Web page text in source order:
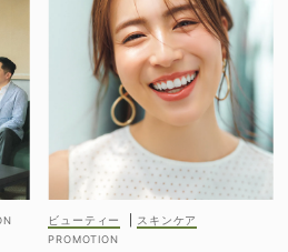
ビューティー スキンケア